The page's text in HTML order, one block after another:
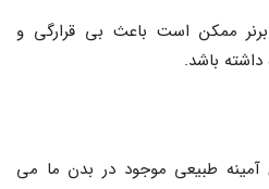
ممکن است باعث بی قرارگی و
باشد.
از ۲۰ اسیدهای آمینه طبیعی موجود در بدن ما می